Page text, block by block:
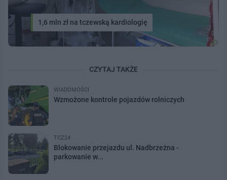
1,6 mln zł na tczewską kardiologię
CZYTAJ TAKŻE
WIADOMOŚCI
Wzmożone kontrole pojazdów rolniczych
TCZ24
Blokowanie przejazdu ul. Nadbrzeżna -
parkowanie w...